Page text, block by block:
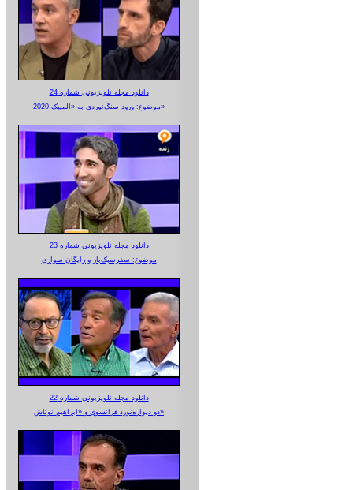
دانلود مجله تلویزیونی شماره 24
موضوع: ورود سنگ‌نوردی به «المپیک 2020»
دانلود مجله تلویزیونی شماره 23
موضوع: سفرسبک‌بار و رایگان سواری
دانلود مجله تلویزیونی شماره 22
دو دیواره‌نورد فرانسوی و «ابراهیم نوتاش»